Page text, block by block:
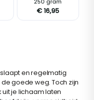
€ 16,95
en regelmatig
goede weg. Toch zijn
je lichaam laten